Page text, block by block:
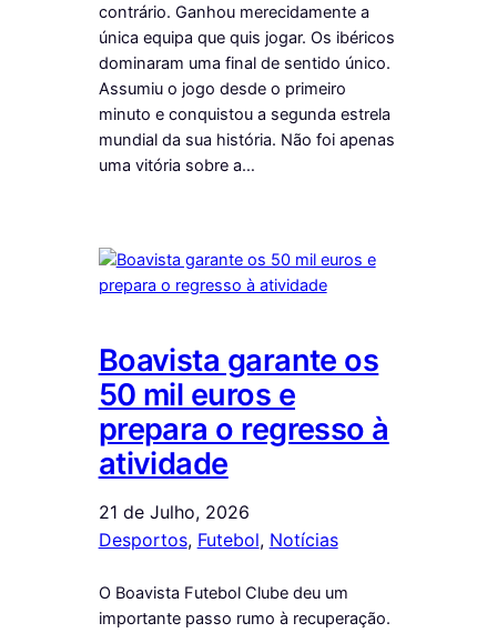
contrário. Ganhou merecidamente a
única equipa que quis jogar. Os ibéricos
dominaram uma final de sentido único.
Assumiu o jogo desde o primeiro
minuto e conquistou a segunda estrela
mundial da sua história. Não foi apenas
uma vitória sobre a…
Boavista garante os
50 mil euros e
prepara o regresso à
atividade
21 de Julho, 2026
Desportos, Futebol, Notícias
O Boavista Futebol Clube deu um
importante passo rumo à recuperação.